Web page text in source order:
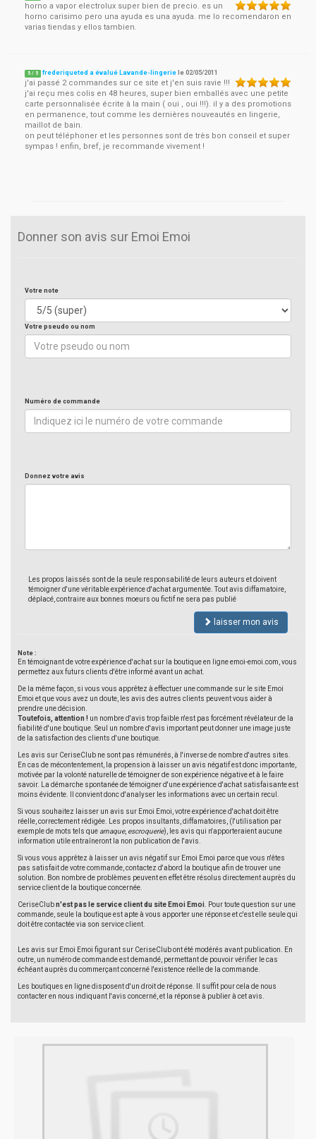
horno a vapor electrolux super bien de precio. es un
horno carisimo pero una ayuda es una ayuda. me lo recomendaron en
varias tiendas y ellos tambien.
5 / 5 frederiqueted a évalué Lavande-lingerie le02/05/2011
j'ai passé 2 commandes sur ce site et j'en suis ravie !!!
j'ai reçu mes colis en 48 heures, super bien emballés avec une petite
carte personnalisée écrite à la main ( oui , oui !!!). il y a des promotions
en permanence, tout comme les dernières nouveautés en lingerie,
maillot de bain.
on peut téléphoner et les personnes sont de très bon conseil et super
sympas ! enfin, bref, je recommande vivement !
Donner son avis sur Emoi Emoi
Votre note
Votre pseudo ou nom
Numéro de commande
Donnez votre avis
Les propos laissés sont de la seule responsabilité de leurs auteurs et doivent
témoigner d'une véritable expérience d'achat argumentée. Tout avis diffamatoire,
déplacé, contraire aux bonnes moeurs ou fictif ne sera pas publié
laisser mon avis
Note :
En témoignant de votre expérience d'achat sur la boutique en ligne emoi-emoi.com, vous
permettez aux futurs clients d'être informé avant un achat.
De la même façon, si vous vous apprêtez à effectuer une commande sur le site Emoi
Emoi et que vous avez un doute, les avis des autres clients peuvent vous aider à
prendre une décision.
Toutefois, attention ! un nombre d'avis trop faible n'est pas forcément révélateur de la
fiabilité d'une boutique. Seul un nombre d'avis important peut donner une image juste
de la satisfaction des clients d'une boutique.
Les avis sur CeriseClub ne sont pas rémunérés, à l'inverse de nombre d'autres sites.
En cas de mécontentement, la propension à laisser un avis négatif est donc importante,
motivée par la volonté naturelle de témoigner de son expérience négative et à le faire
savoir. La démarche spontanée de témoigner d'une expérience d'achat satisfaisante est
moins évidente. Il convient donc d'analyser les informations avec un certain recul.
Si vous souhaitez laisser un avis sur Emoi Emoi, votre expérience d'achat doit être
réelle, correctement rédigée. Les propos insultants, diffamatoires, (l'utilisation par
exemple de mots tels que arnaque, escroquerie), les avis qui n'apporteraient aucune
information utile entraîneront la non publication de l'avis.
Si vous vous apprêtez à laisser un avis négatif sur Emoi Emoi parce que vous n'êtes
pas satisfait de votre commande, contactez d'abord la boutique afin de trouver une
solution. Bon nombre de problèmes peuvent en effet être résolus directement auprès du
service client de la boutique concernée.
CeriseClubn'est pas le service client du site Emoi Emoi . Pour toute question sur une
commande, seule la boutique est apte à vous apporter une réponse et c'est elle seule qui
doit être contactée via son service client.
Les avis sur Emoi Emoi figurant sur CeriseClub ont été modérés avant publication. En
outre, un numéro de commande est demandé, permettant de pouvoir vérifier le cas
échéant auprès du commerçant concerné l'existence réelle de la commande.
Les boutiques en ligne disposent d'un droit de réponse. Il suffit pour cela de nous
contacter en nous indiquant l'avis concerné, et la réponse à publier à cet avis.